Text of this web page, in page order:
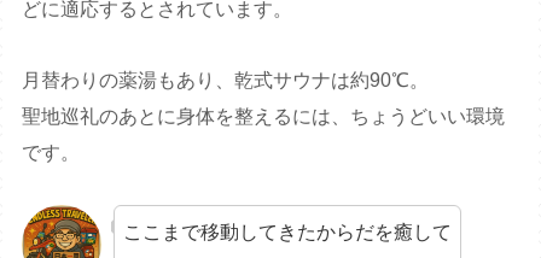
どに適応するとされています。
月替わりの薬湯もあり、乾式サウナは約90℃。
聖地巡礼のあとに身体を整えるには、ちょうどいい環境
です。
ここまで移動してきたからだを癒して